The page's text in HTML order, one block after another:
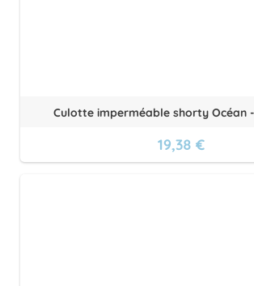
Culotte imperméable shorty Océan
19,38 €